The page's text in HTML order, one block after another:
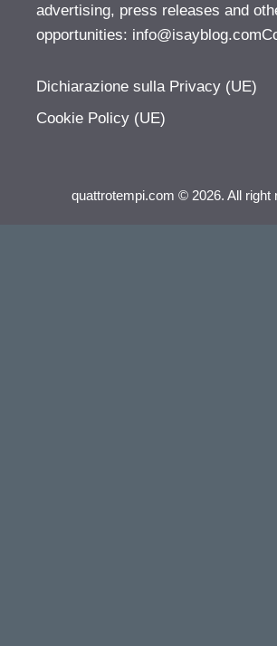
advertising, press releases and
opportunities:
Dichiarazione sulla Privacy (UE)
Cookie Policy (UE)
quattrotempi.com © 2026. All right